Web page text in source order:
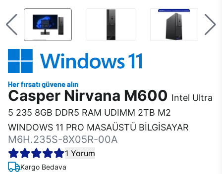
Casper Nirvana M600 Intel Ultra
5 235 8GB DDR5 RAM UDIMM 2TB M2
WINDOWS 11 PRO MASAÜSTÜ BİLGİSAYAR
M6H.235S-8X05R-00A
1 Yorum
Kargo Bedava